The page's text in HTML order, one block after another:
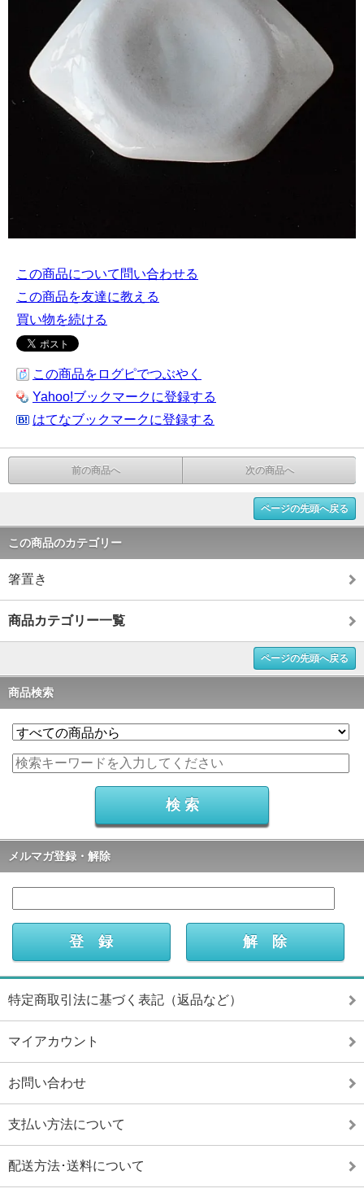
この商品について問い合わせる
この商品を友達に教える
買い物を続ける
この商品をログピでつぶやく
Yahoo!ブックマークに登録する
はてなブックマークに登録する
前の商品へ 次の商品へ
ページの先頭へ戻る
この商品のカテゴリー
箸置き
商品カテゴリー一覧
ページの先頭へ戻る
商品検索
メルマガ登録・解除
特定商取引法に基づく表記（返品など）
マイアカウント
お問い合わせ
支払い方法について
配送方法･送料について